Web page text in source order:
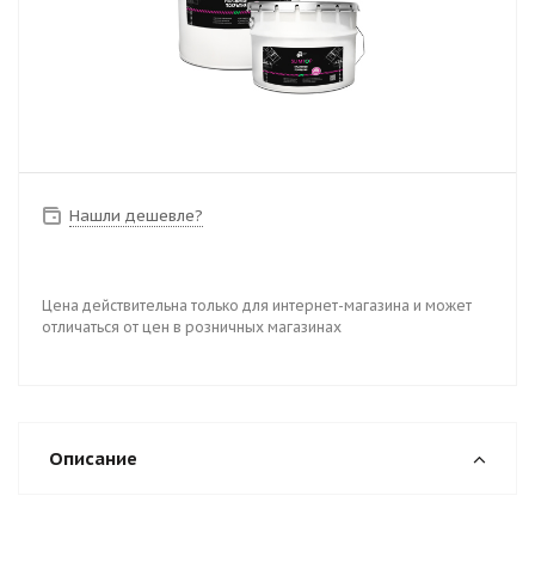
Нашли дешевле?
Цена действительна только для интернет-магазина и может
отличаться от цен в розничных магазинах
Описание